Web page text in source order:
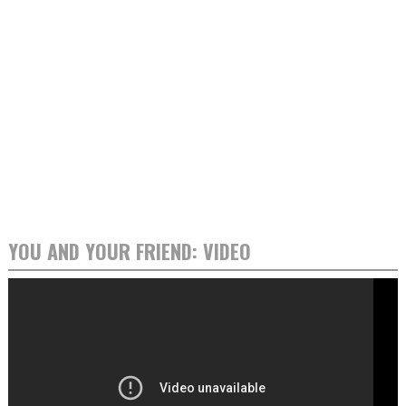
YOU AND YOUR FRIEND: VIDEO